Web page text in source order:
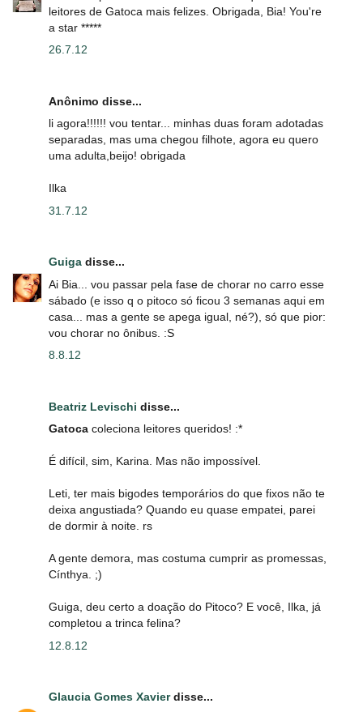
leitores de Gatoca mais felizes. Obrigada, Bia! You're
a star *****
26.7.12
Anônimo disse...
li agora!!!!!! vou tentar... minhas duas foram adotadas
separadas, mas uma chegou filhote, agora eu quero
uma adulta,beijo! obrigada
Ilka
31.7.12
Guiga disse...
Ai Bia... vou passar pela fase de chorar no carro esse
sábado (e isso q o pitoco só ficou 3 semanas aqui em
casa... mas a gente se apega igual, né?), só que pior:
vou chorar no ônibus. :S
8.8.12
Beatriz Levischi disse...
Gatoca coleciona leitores queridos! :*
É difícil, sim, Karina. Mas não impossível.
Leti, ter mais bigodes temporários do que fixos não te
deixa angustiada? Quando eu quase empatei, parei
de dormir à noite. rs
A gente demora, mas costuma cumprir as promessas,
Cínthya. ;)
Guiga, deu certo a doação do Pitoco? E você, Ilka, já
completou a trinca felina?
12.8.12
Glaucia Gomes Xavierdisse...